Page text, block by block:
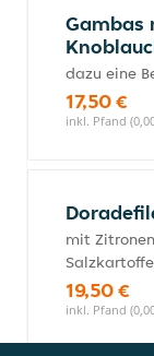
Gambas
dazu eine
17,50 €
inkl. Pfand
mit
19,50 €
inkl. Pfand